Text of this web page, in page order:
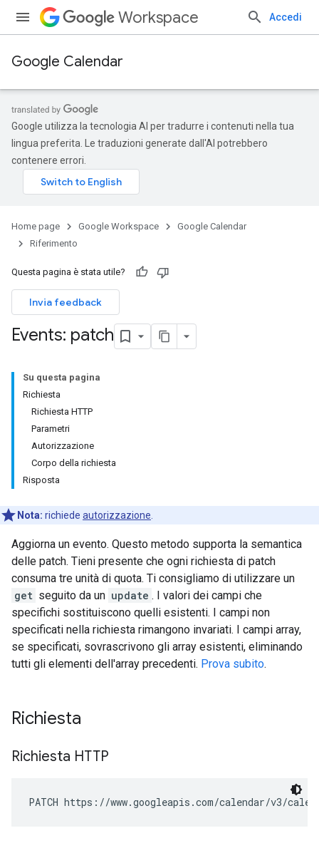
Workspace Accedi
Google Calendar
Google utilizza la tecnologia AI per tradurre i contenuti nella tua
lingua preferita. Le traduzioni generate dall'AI potrebbero
contenere errori.
Home page Google Workspace
Google Calendar
Riferimento
Questa pagina è stata utile?
Invia feedback
Events: patch
Su questa pagina
Richiesta
Richiesta HTTP
Parametri
Autorizzazione
Corpo della richiesta
Risposta
Nota: richiede autorizzazione
Aggiorna un evento. Questo metodo supporta la semantica
delle patch. Tieni presente che ogni richiesta di patch
consuma tre unità di quota. Ti consigliamo di utilizzare un
get seguito da un update . I valori dei campi che
specifichi sostituiscono quelli esistenti. I campi non
specificati nella richiesta rimangono invariati. I campi array,
se specificati, sovrascrivono gli array esistenti, eliminando
tutti gli elementi dell'array precedenti. Prova subito.
Richiesta
Richiesta HTTP
PATCH https://www.googleapis.com/calendar/v3/